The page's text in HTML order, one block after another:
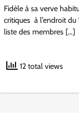
Fidèle à sa verve
critiques à l’endroit du
liste des membres […]
12 total views